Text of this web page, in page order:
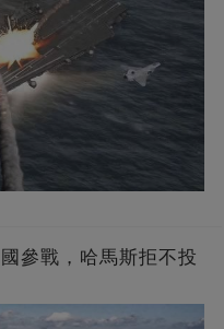
參戰，哈馬斯拒不投